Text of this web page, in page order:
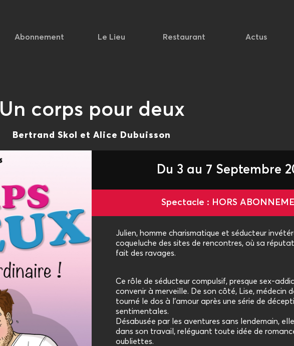
Abonnement Le Lieu Restaurant Actus
Un corps pour deux
Bertrand Skol et Alice Dubuisson
Du 3 au 7 Septembre
Spectacle : HORS
Julien, homme charismatique et séducteur
coqueluche des sites de rencontres, où sa
fait des ravages.
Ce rôle de séducteur compulsif, presque sex-
convenir à merveille. De son côté, Lise, médecin
tourné le dos à l'amour après une série de
sentimentales.
Désabusée par les aventures sans lendemain,
dans son travail, reléguant toute idée de
oubliettes.